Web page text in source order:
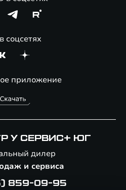
приложение
соцсетях
У СЕРВИС+ ЮГ
дилер
и сервиса
859-09-95